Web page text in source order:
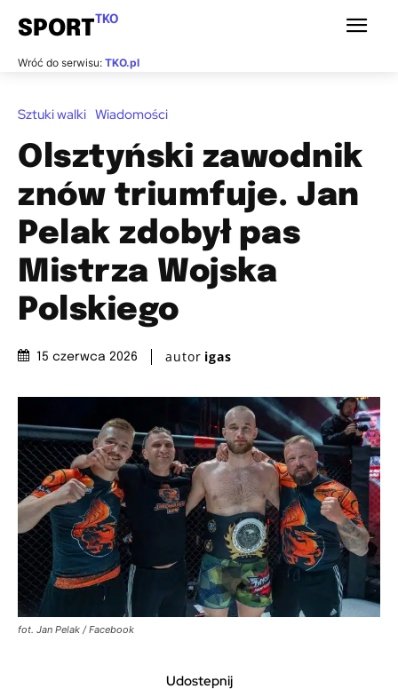
SPORTTKO
Wróć do serwisu: TKO.pl
Sztuki walki Wiadomości
Olsztyński zawodnik
znów triumfuje. Jan
Pelak zdobył pas
Mistrza Wojska
Polskiego
15 czerwca 2026 autor igas
fot. Jan Pelak / Facebook
Udostepnij